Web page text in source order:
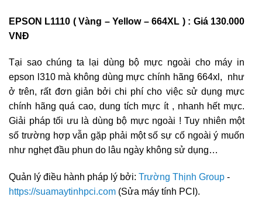
EPSON L1110 ( Vàng – Yellow – 664XL ) : Giá 130.000
VNĐ
Tại sao chúng ta lại dùng bộ mực ngoài cho máy in
epson l310 mà không dùng mực chính hãng 664xl, như
ở trên, rất đơn giản bởi chi phí cho việc sử dụng mực
chính hãng quá cao, dung tích mực ít , nhanh hết mực.
Giải pháp tối ưu là dùng bộ mực ngoài ! Tuy nhiên một
số trường hợp vẫn gặp phải một số sự cố ngoài ý muốn
như nghẹt đầu phun do lâu ngày không sử dụng…
Quản lý điều hành pháp lý bởi: Trường Thịnh Group -
https://suamaytinhpci.com (Sửa máy tính PCI).